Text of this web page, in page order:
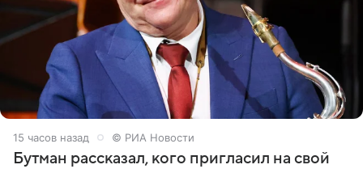
15 часов назад © РИА Новости
Бутман рассказал, кого пригласил на свой